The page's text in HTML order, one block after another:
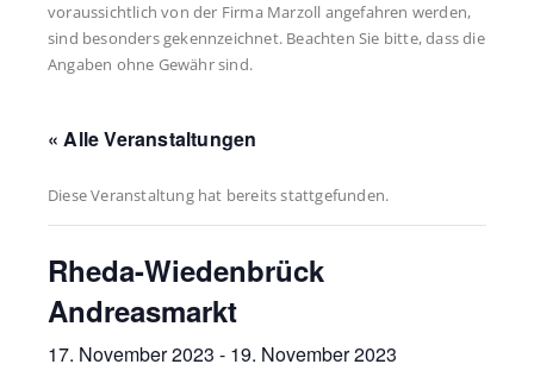
voraussichtlich von der Firma Marzoll angefahren werden,
sind besonders gekennzeichnet. Beachten Sie bitte, dass die
Angaben ohne Gewähr sind.
« Alle Veranstaltungen
Diese Veranstaltung hat bereits stattgefunden.
Rheda-Wiedenbrück
Andreasmarkt
17. November 2023 - 19. November 2023